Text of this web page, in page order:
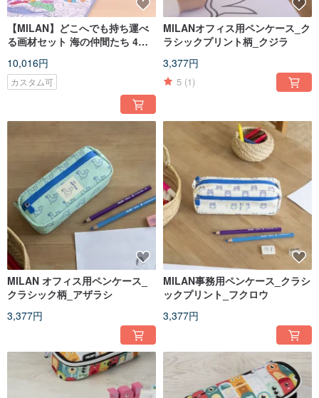
【MILAN】どこへでも持ち運べ
る画材セット 海の仲間たち 4つ
マス プレゼント
10,016円
カスタム可
MILANオフィス用ペンケース_ク
ラシックプリント柄_クジラ
3,377円
5 (1)
MILAN オフィス用ペンケース_
クラシック柄_アザラシ
3,377円
MILAN事務用ペンケース_クラシ
ックプリント_フクロウ
3,377円